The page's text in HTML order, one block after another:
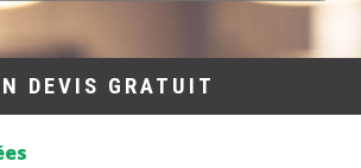
DEVIS GRATUIT